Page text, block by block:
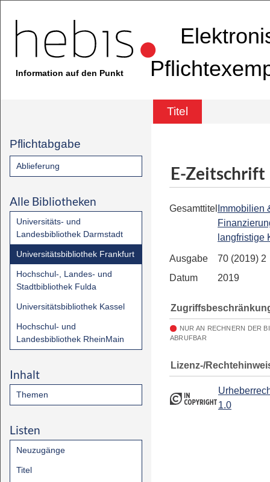
Information auf den Punkt
Titel
Pflichtabgabe
Ablieferung
Alle Bibliotheken
Universitäts- und
Landesbibliothek Darmstadt
Universitätsbibliothek Frankfurt
Hochschul-, Landes- und
Stadtbibliothek Fulda
Universitätsbibliothek Kassel
Hochschul- und
Landesbibliothek RheinMain
Inhalt
Themen
Listen
Neuzugänge
Titel
E-Zeitschrift
Gesamttitel Immobilien
langfristige
Ausgabe
70 (2019) 2
Datum
2019
NUR AN RECHNERN DER
ABRUFBAR
Lizenz-/
1.0